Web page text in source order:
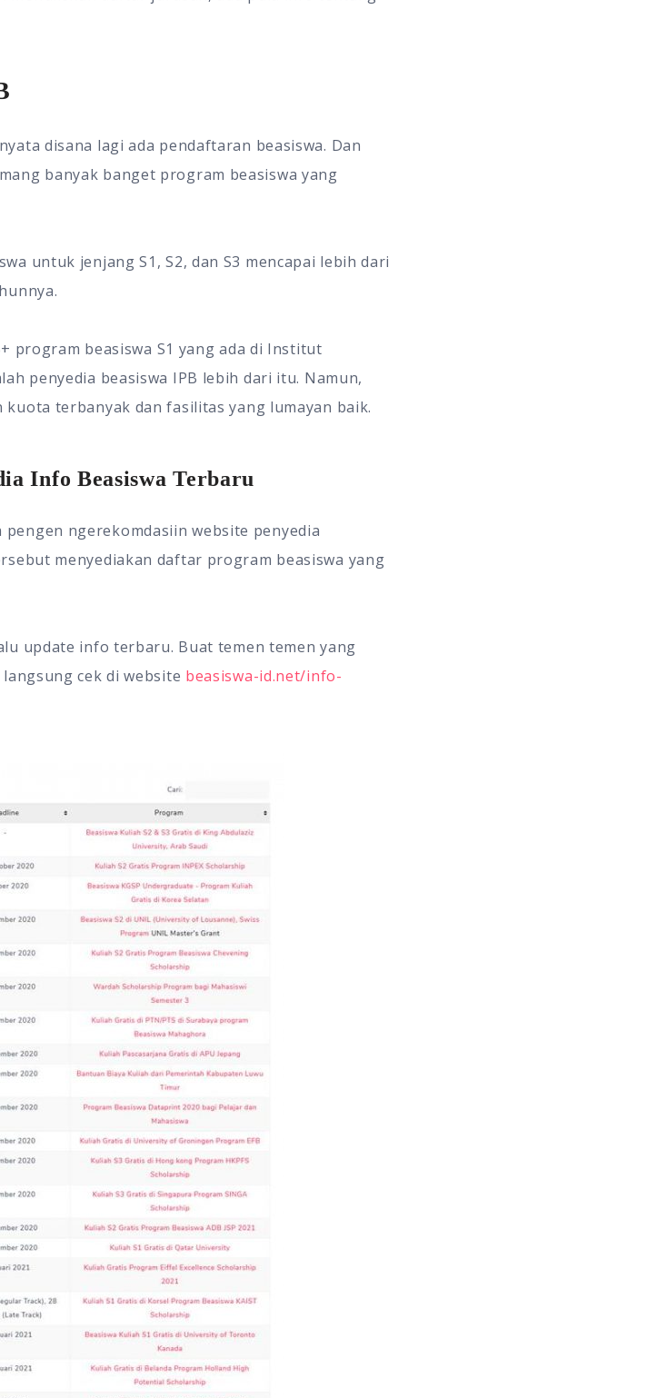
disana lagi ada pendaftaran beasiswa. Dan
banyak banget program beasiswa yang
untuk jenjang S1, S2, dan S3 mencapai lebih dari
program beasiswa S1 yang ada di Institut
penyedia beasiswa IPB lebih dari itu. Namun,
terbanyak dan fasilitas yang lumayan baik.
Info Beasiswa Terbaru
ngerekomdasiin website penyedia
menyediakan daftar program beasiswa yang
update info terbaru. Buat temen temen yang
cek di website beasiswa-id.net/info-